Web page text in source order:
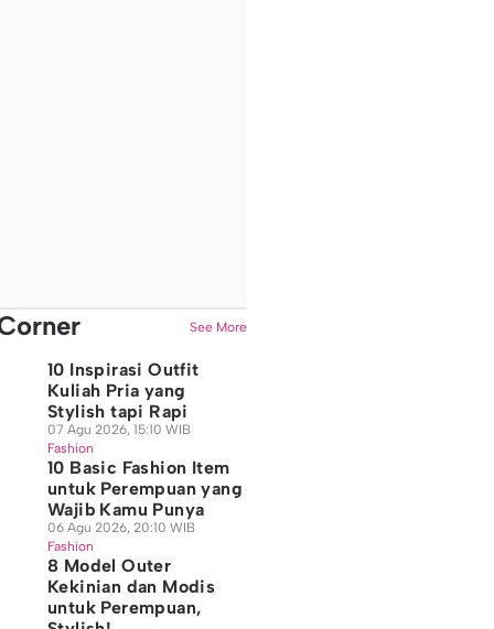
See More
10 Inspirasi Outfit
Kuliah Pria yang
Stylish tapi Rapi
07 Agu 2026, 15:10 WIB
Fashion
10 Basic Fashion Item
untuk Perempuan yang
Wajib Kamu Punya
06 Agu 2026, 20:10 WIB
Fashion
8 Model Outer
Kekinian dan Modis
untuk Perempuan,